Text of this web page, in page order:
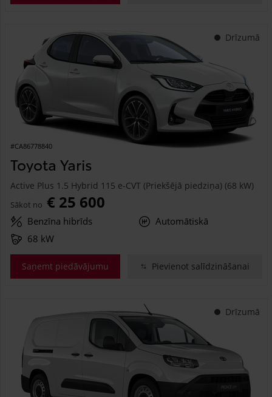
Drīzumā
#CA86778840
Toyota Yaris
Active Plus 1.5 Hybrid 115 e-CVT (Priekšējā piedziņa) (68 kW)
Sākot no € 25 600
Benzīna hibrīds
Automātiskā
68 kW
Saņemt piedāvājumu Pievienot salīdzināšanai
Drīzumā